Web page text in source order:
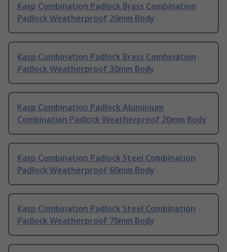
Kasp Combination Padlock Brass Combination
Padlock Weatherproof 20mm Body
Kasp Combination Padlock Brass Combination
Padlock Weatherproof 30mm Body
Kasp Combination Padlock Aluminium
Combination Padlock Weatherproof 20mm Body
Kasp Combination Padlock Steel Combination
Padlock Weatherproof 60mm Body
Kasp Combination Padlock Steel Combination
Padlock Weatherproof 70mm Body